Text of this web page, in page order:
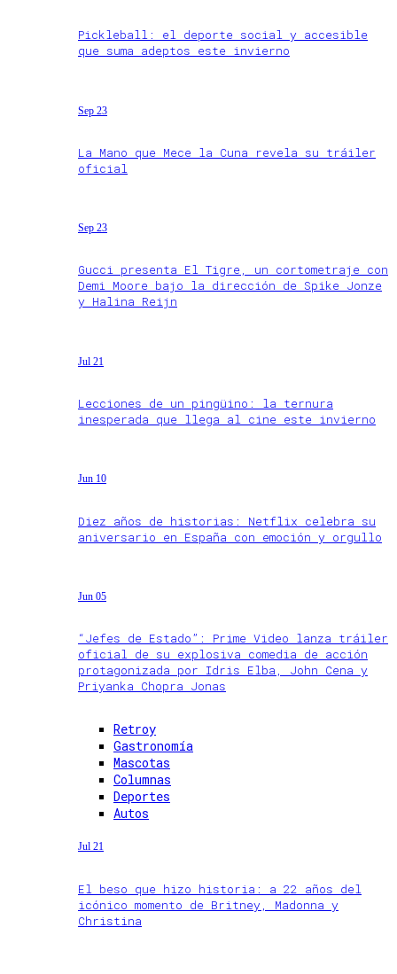
Pickleball: el deporte social y accesible
que suma adeptos este invierno
Sep 23
La Mano que Mece la Cuna revela su tráiler
oficial
Sep 23
Gucci presenta El Tigre, un cortometraje con
Demi Moore bajo la dirección de Spike Jonze
y Halina Reijn
Jul 21
Lecciones de un pingüino: la ternura
inesperada que llega al cine este invierno
Jun 10
Diez años de historias: Netflix celebra su
aniversario en España con emoción y orgullo
Jun 05
“Jefes de Estado”: Prime Video lanza tráiler
oficial de su explosiva comedia de acción
protagonizada por Idris Elba, John Cena y
Priyanka Chopra Jonas
Retroy
Gastronomía
Mascotas
Columnas
Deportes
Autos
Jul 21
El beso que hizo historia: a 22 años del
icónico momento de Britney, Madonna y
Christina